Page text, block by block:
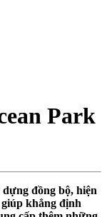
Park
đồng bộ, hiện
khẳng định